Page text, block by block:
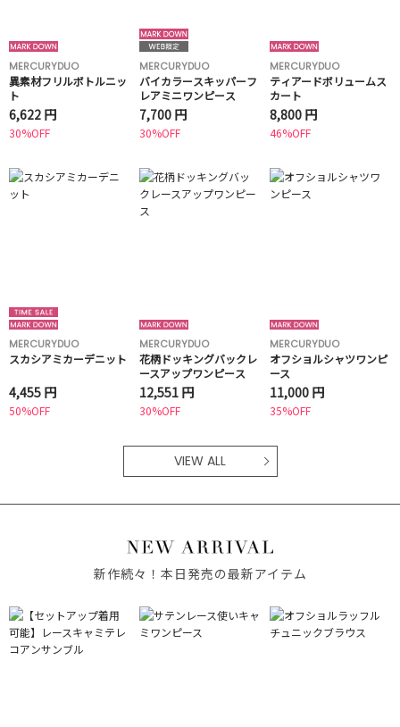
MERCURYDUO
異素材フリルボトルニッ
ト
6,622 円
30%OFF
MERCURYDUO
バイカラースキッパーフ
レアミニワンピース
7,700 円
30%OFF
MERCURYDUO
ティアードボリュームス
カート
8,800 円
46%OFF
MERCURYDUO
スカシアミカーデニット
4,455 円
50%OFF
MERCURYDUO
花柄ドッキングバックレ
ースアップワンピース
12,551 円
30%OFF
MERCURYDUO
オフショルシャツワンピ
ース
11,000 円
35%OFF
VIEW ALL
新作続々！本日発売の最新アイテム